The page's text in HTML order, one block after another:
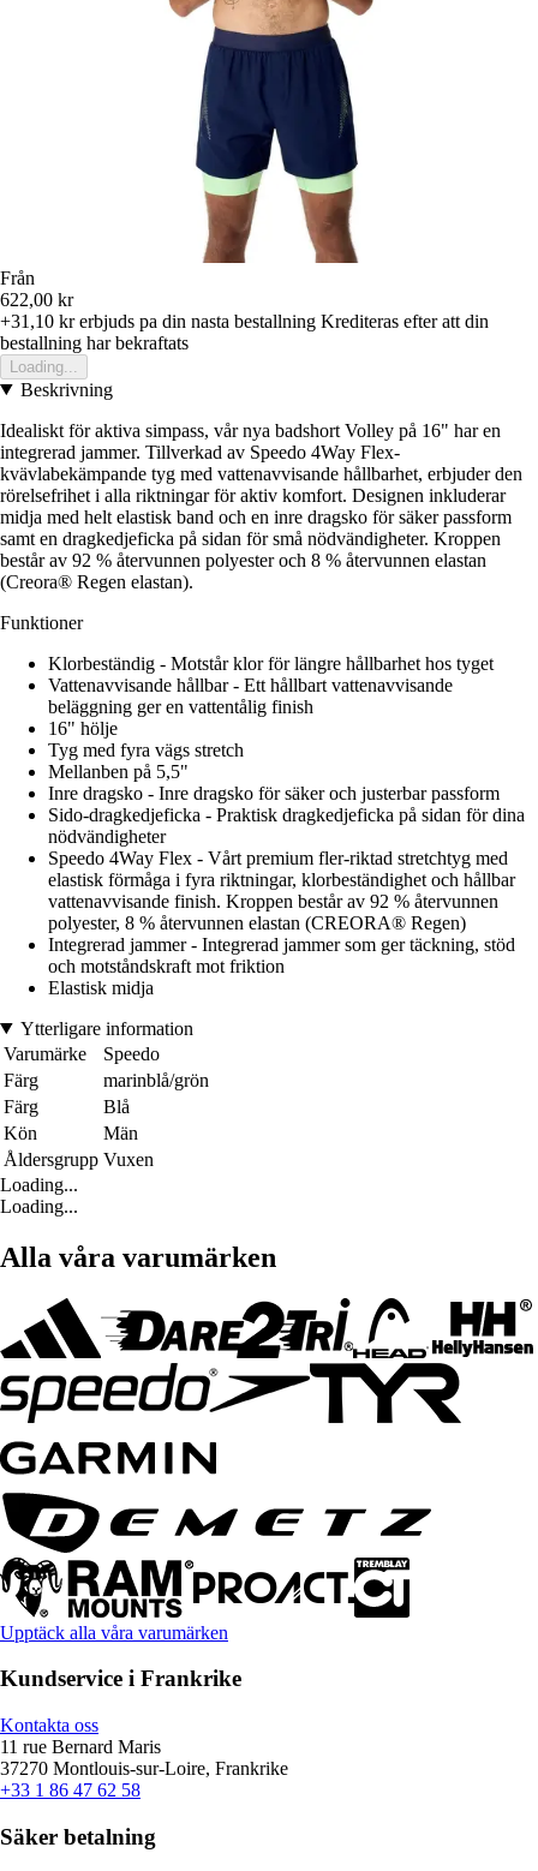
Från
622,00 kr
+31,10 krerbjuds pa din nasta bestallning Krediteras efter att din
bestallning har bekraftats
Loading...
Beskrivning
Idealiskt för aktiva simpass, vår nya badshort Volley på 16" har en
integrerad jammer. Tillverkad av Speedo 4Way Flex-
kvävlabekämpande tyg med vattenavvisande hållbarhet, erbjuder den
rörelsefrihet i alla riktningar för aktiv komfort. Designen inkluderar
midja med helt elastisk band och en inre dragsko för säker passform
samt en dragkedjeficka på sidan för små nödvändigheter. Kroppen
består av 92 % återvunnen polyester och 8 % återvunnen elastan
(Creora® Regen elastan).
Funktioner
Klorbeständig - Motstår klor för längre hållbarhet hos tyget
Vattenavvisande hållbar - Ett hållbart vattenavvisande
beläggning ger en vattentålig finish
16" hölje
Tyg med fyra vägs stretch
Mellanben på 5,5"
Inre dragsko - Inre dragsko för säker och justerbar passform
Sido-dragkedjeficka - Praktisk dragkedjeficka på sidan för dina
nödvändigheter
Speedo 4Way Flex - Vårt premium fler-riktad stretchtyg med
elastisk förmåga i fyra riktningar, klorbeständighet och hållbar
vattenavvisande finish. Kroppen består av 92 % återvunnen
polyester, 8 % återvunnen elastan (CREORA® Regen)
Integrerad jammer - Integrerad jammer som ger täckning, stöd
och motståndskraft mot friktion
Elastisk midja
Ytterligare information
Varumärke
Speedo
Färg
marinblå/grön
Färg
Blå
Kön
Män
Åldersgrupp Vuxen
Loading...
Loading...
Alla våra varumärken
Upptäck alla våra varumärken
Kundservice i Frankrike
Kontakta oss
11 rue Bernard Maris
37270 Montlouis-sur-Loire, Frankrike
+33 1 86 47 62 58
Säker betalning